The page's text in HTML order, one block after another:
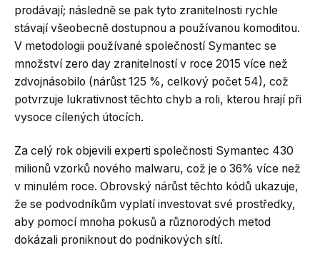
prodávají; následně se pak tyto zranitelnosti rychle
stávají všeobecně dostupnou a používanou komoditou.
V metodologii používané společností Symantec se
množství zero day zranitelností v roce 2015 více než
zdvojnásobilo (nárůst 125 %, celkový počet 54), což
potvrzuje lukrativnost těchto chyb a roli, kterou hrají při
vysoce cílených útocích.
Za celý rok objevili experti společnosti Symantec 430
milionů vzorků nového malwaru, což je o 36% více než
v minulém roce. Obrovský nárůst těchto kódů ukazuje,
že se podvodníkům vyplatí investovat své prostředky,
aby pomocí mnoha pokusů a různorodých metod
dokázali proniknout do podnikových sítí.